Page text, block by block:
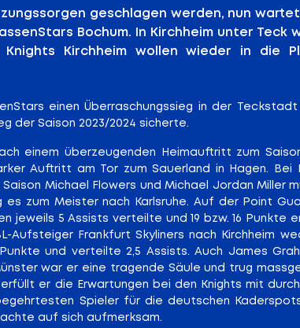
geschlagen werden, nun
Bochum. In Kirchheim unter
Kirchheim wollen wieder in die
einen Überraschungssieg in der
der Saison 2023/2024 sicherte.
einem überzeugenden Heimauftritt zum
Auftritt am Tor zum Sauerland in Hagen. Bei
Michael Flowers und Michael Jordan Miller
es zum Meister nach Karlsruhe. Auf der Point
jeweils 5 Assists verteilte und 19 bzw. 16 Punkte
Aufsteiger Frankfurt Skyliners nach Kirchheim
und verteilte 2,5 Assists. Auch James
war er eine tragende Säule und trug
er die Erwartungen bei den Knights mit
Spieler für die deutschen
auf sich aufmerksam.